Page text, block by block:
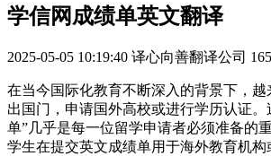
学信网成绩单英文翻译
2025-05-05 10:19:40 译心向善翻译公司 165
在当今国际化教育不断深入的背景下，
出国门，申请国外高校或进行学历认证。
单”几乎是每一位留学申请者必须准备的
学生在提交英文成绩单用于海外教育机构